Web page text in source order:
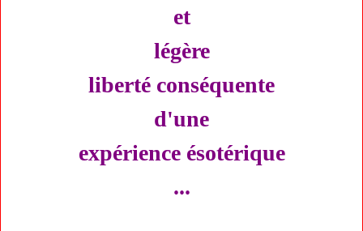
et
légère
liberté conséquente
d'une
expérience ésotérique
...